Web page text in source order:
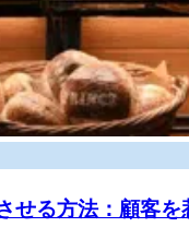
せる方法：顧客